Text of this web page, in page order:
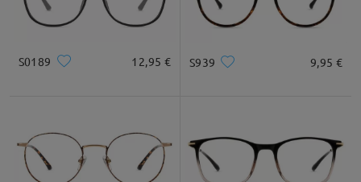
S0189 12,95 € S939 9,95 €